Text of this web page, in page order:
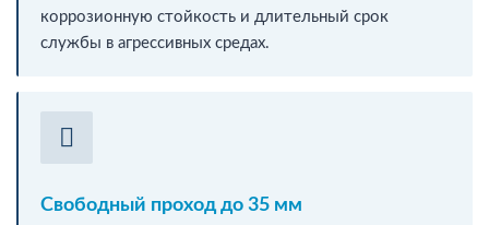
коррозионную стойкость и длительный срок
службы в агрессивных средах.
Свободный проход до 35 мм